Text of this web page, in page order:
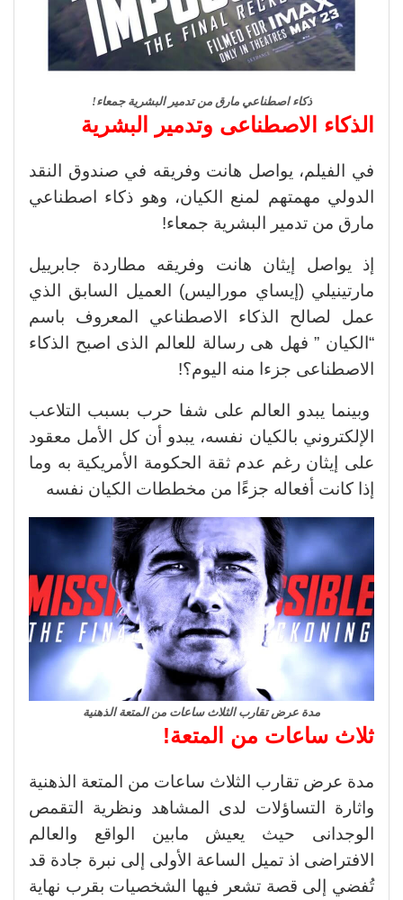
ذكاء اصطناعي مارق من تدمير البشرية جمعاء!
الذكاء الاصطناعى وتدمير البشرية
في الفيلم، يواصل هانت وفريقه في صندوق النقد
الدولي مهمتهم لمنع الكيان، وهو ذكاء اصطناعي
مارق من تدمير البشرية جمعاء!
إذ يواصل إيثان هانت وفريقه مطاردة جابرييل
مارتينيلي (إيساي موراليس) العميل السابق الذي
عمل لصالح الذكاء الاصطناعي المعروف باسم
“الكيان ” فهل هى رسالة للعالم الذى اصبح الذكاء
الاصطناعى جزءا منه اليوم؟!
وبينما يبدو العالم على شفا حرب بسبب التلاعب
الإلكتروني بالكيان نفسه، يبدو أن كل الأمل معقود
على إيثان رغم عدم ثقة الحكومة الأمريكية به وما
إذا كانت أفعاله جزءًا من مخططات الكيان نفسه
مدة عرض تقارب الثلاث ساعات من المتعة الذهنية
ثلاث ساعات من المتعة!
مدة عرض تقارب الثلاث ساعات من المتعة الذهنية
واثارة التساؤلات لدى المشاهد ونظرية التقمص
الوجدانى حيث يعيش مابين الواقع والعالم
الافتراضى اذ تميل الساعة الأولى إلى نبرة جادة قد
تُفضي إلى قصة تشعر فيها الشخصيات بقرب نهاية